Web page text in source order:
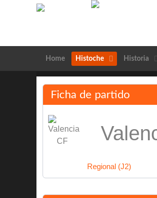
Home Histoche Historia
Ficha de partido
Regional (J2)